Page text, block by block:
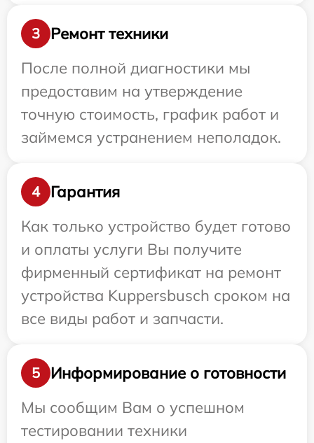
3
Ремонт техники
После полной диагностики мы
предоставим на утверждение
точную стоимость, график работ и
займемся устранением неполадок.
4
Гарантия
Как только устройство будет готово
и оплаты услуги Вы получите
фирменный сертификат на ремонт
устройства Kuppersbusch сроком на
все виды работ и запчасти.
5
Информирование о готовности
Мы сообщим Вам о успешном
тестировании техники